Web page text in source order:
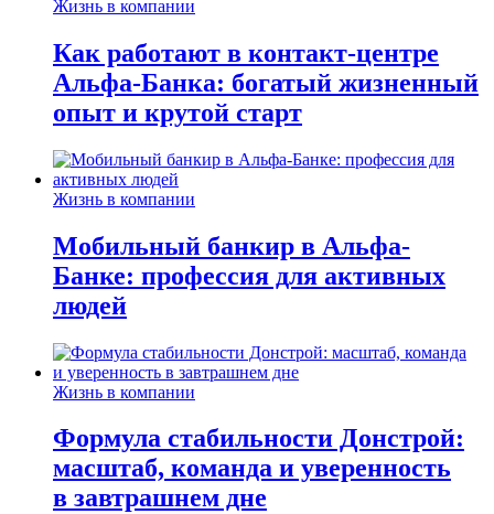
Жизнь в компании
Как работают в контакт-центре
Альфа-Банка: богатый жизненный
опыт и крутой старт
Жизнь в компании
Мобильный банкир в Альфа-
Банке: профессия для активных
людей
Жизнь в компании
Формула стабильности Донстрой:
масштаб, команда и уверенность
в завтрашнем дне